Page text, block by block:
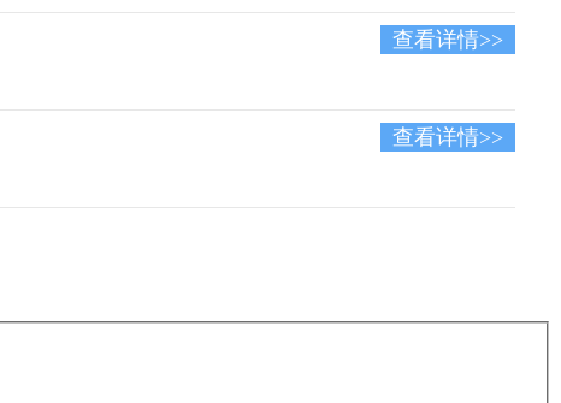
查看详情>>
查看详情>>